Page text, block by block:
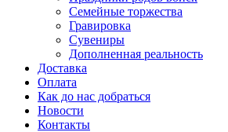
Семейные торжества
Гравировка
Сувениры
Дополненная реальность
Доставка
Оплата
Как до нас добраться
Новости
Контакты